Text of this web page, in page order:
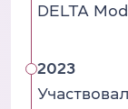
DELTA
2023